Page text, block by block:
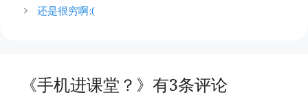
还是很穷啊:(
《手机进课堂？》有3条评论